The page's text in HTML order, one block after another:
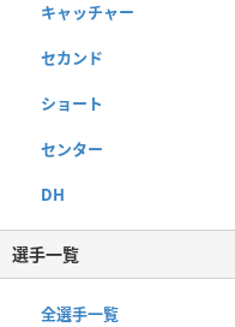
キャッチャー
セカンド
ショート
センター
DH
選手一覧
全選手一覧